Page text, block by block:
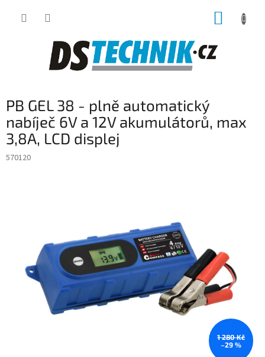
PB GEL 38 - plně automatický
nabíječ 6V a 12V akumulátorů, max
3,8A, LCD displej
570120
1 280 Kč
–29 %